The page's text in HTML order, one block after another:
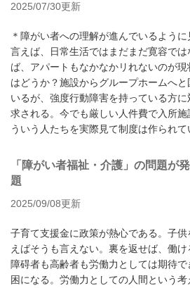
2025/07/30更新
＊障がい者への理解が進んでいるよう
言えば、日常生活ではまだまだ寛容では
ば、アパートもなかなかリれないのが
はどうか？施設からグループホームへ
いるが、強度行動障害を持っている方
求される。今でも厳しい人件費で入所
ういう人たちを実際見て制度は作られて
「障がい者福祉・介護」の問題が
題
2025/09/08更新
子育て支援金に政策が熱心である。子
えばそうも言えない。裏を返せば、働け
障碍者も高齢者も労働力としては期待
困になる。労働力としての人間という